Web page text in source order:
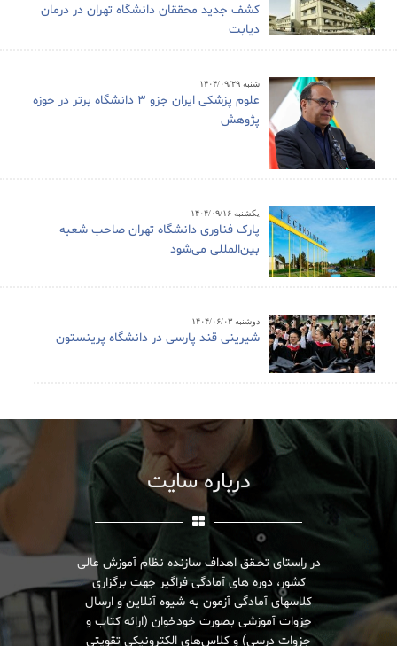
کشف جدید محققان دانشگاه تهران در درمان
دیابت
شنبه ۱۴۰۴/۰۹/۲۹
علوم پزشکی ایران جزو ۳ دانشگاه برتر در حوزه
پژوهش
یکشنبه ۱۴۰۴/۰۹/۱۶
پارک فناوری دانشگاه تهران صاحب شعبه
بین‌المللی می‌شود
دوشنبه ۱۴۰۴/۰۶/۰۳
شیرینی قند پارسی در دانشگاه پرینستون
درباره سایت
در راستای تحـقق اهداف سازنده نظام آموزش عالی
کشور، دوره های آمادگی فراگیر جهت برگزاری
کلاسهای آمادگی آزمون به شیوه آنلاین و ارسال
جزوات آموزشی بصورت خودخوان (ارائه کتاب و
جزوات درسی) و کلاس‌های الکترونیکی تقویتی